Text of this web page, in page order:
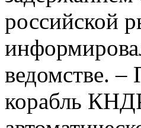
российской
ведомстве.
корабль